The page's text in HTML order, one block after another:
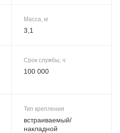
Масса, кг
3,1
Срок службы, ч
100 000
Тип крепления
встраиваемый/
накладной